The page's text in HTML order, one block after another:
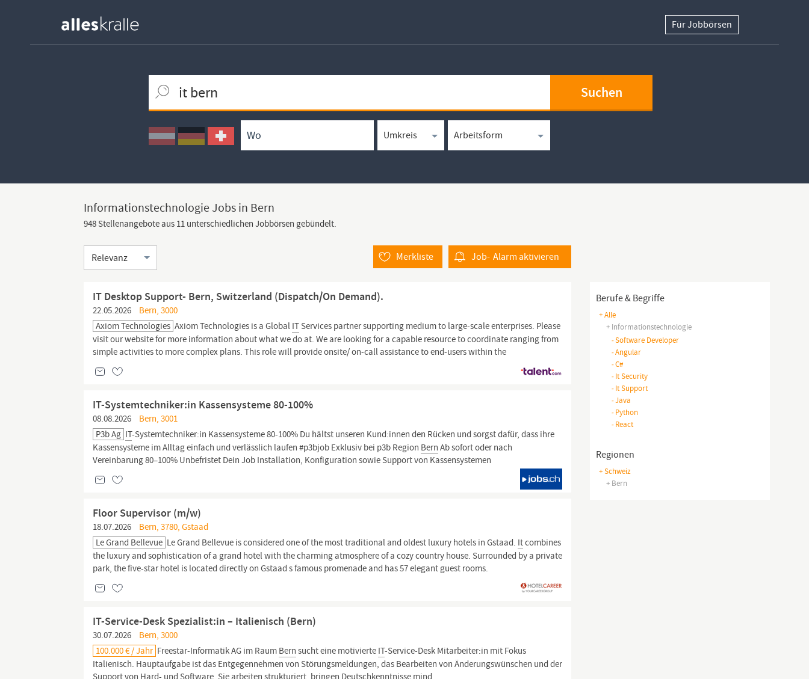
Für Jobbörsen
Ortssuche
Umkreissuche
Arbeitsform
Berufe & Begriffe
+ Alle
+ Informationstechnologie
-Software Developer
-Angular
-C#
-It Security
-It Support
-Java
-Python
-React
Regionen
+ Schweiz
+ Bern
Informationstechnologie Jobs in Bern
948 Stellenangebote aus 11 unterschiedlichen Jobbörsen gebündelt.
Sortierung Job- Alarmaktivieren
Merkliste
IT Desktop Support- Bern, Switzerland (Dispatch/On Demand).
22.05.2026
Bern, 3000
Axiom Technologies Axiom Technologies is a Global IT Services partner supporting medium to large-scale enterprises. Please
visit our website for more information about what we do at. We are looking for a capable resource to coordinate ranging from
simple activities to more complex plans. This role will provide onsite/ on-call assistance to end-users within the
IT-Systemtechniker:in Kassensysteme 80-100%
08.08.2026
Bern, 3001
P3b Ag IT-Systemtechniker:in Kassensysteme 80-100% Du hältst unseren Kund:innen den Rücken und sorgst dafür, dass ihre
Kassensysteme im Alltag einfach und verlässlich laufen #p3bjob Exklusiv bei p3b Region Bern Ab sofort oder nach
Vereinbarung 80–100% Unbefristet Dein Job Installation, Konfiguration sowie Support von Kassensystemen
Floor Supervisor (m/w)
18.07.2026
Bern, 3780, Gstaad
Le Grand Bellevue Le Grand Bellevue is considered one of the most traditional and oldest luxury hotels in Gstaad. Itcombines
the luxury and sophistication of a grand hotel with the charming atmosphere of a cozy country house. Surrounded by a private
park, the five-star hotel is located directly on Gstaad s famous promenade and has 57 elegant guest rooms.
IT-Service-Desk Spezialist:in – Italienisch (Bern)
30.07.2026
Bern, 3000
100.000 € / Jahr Freestar-Informatik AG im Raum Bern sucht eine motivierte IT-Service-Desk Mitarbeiter:in mit Fokus
Italienisch. Hauptaufgabe ist das Entgegennehmen von Störungsmeldungen, das Bearbeiten von Änderungswünschen und der
Support von Hard- und Software. Sie arbeiten strukturiert, bringen Deutschkenntnisse mind.